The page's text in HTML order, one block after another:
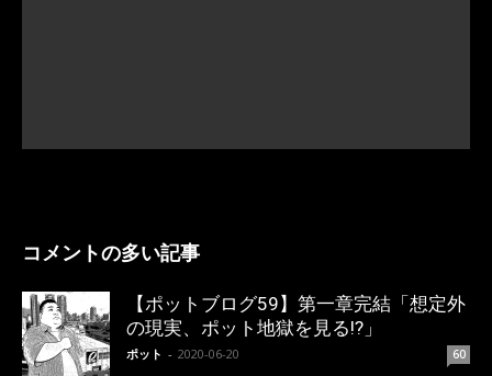
コメントの多い記事
【ポットブログ59】第一章完結「想定外
の現実、ポット地獄を見る!?」
ポット - 2020-06-20 60